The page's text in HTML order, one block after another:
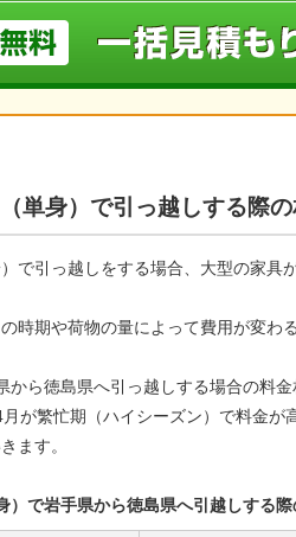
単身）で引っ越しする際
で引っ越しをする場合、大型の家具
時期や荷物の量によって費用が変わ
から徳島県へ引っ越しする場合の料金
が繁忙期（ハイシーズン）で料金
ます。
）で岩手県から徳島県へ引越しする